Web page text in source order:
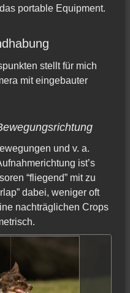
portable Equipment.
stellt für mich
mit eingebauter
und v. a.
ist’s
“fliegend” mit zu
dabei, weniger oft
nachträglichen Crops